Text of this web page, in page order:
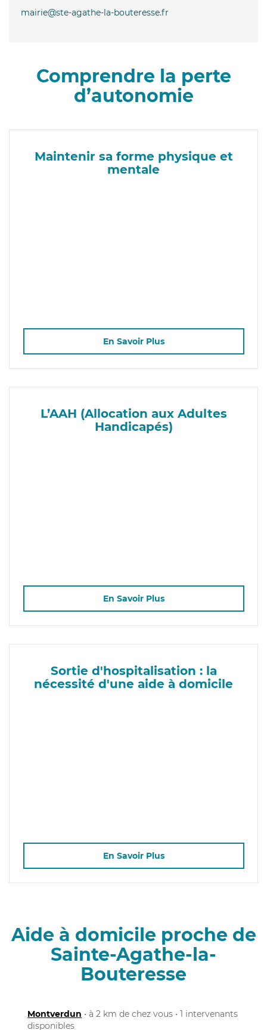
mairie@ste-agathe-la-bouteresse.fr
Comprendre la perte
d’autonomie
Maintenir sa forme physique et
mentale
En Savoir Plus
L’AAH (Allocation aux Adultes
Handicapés)
En Savoir Plus
Sortie d'hospitalisation : la
nécessité d'une aide à domicile
En Savoir Plus
Aide à domicile proche de
Sainte-Agathe-la-
Bouteresse
Montverdun • à 2 km de chez vous • 1 intervenants
disponibles